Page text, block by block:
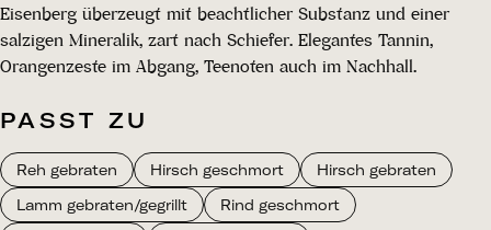
Eisenberg überzeugt mit beachtlicher Substanz und einer
salzigen Mineralik, zart nach Schiefer. Elegantes Tannin,
Orangenzeste im Abgang, Teenoten auch im Nachhall.
PASST ZU
Reh gebraten Hirsch geschmort
Hirsch gebraten
Lamm gebraten/gegrillt
Rind geschmort